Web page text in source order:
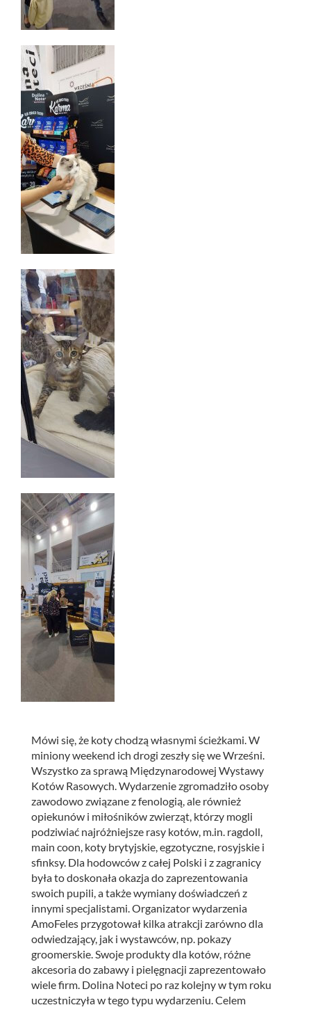
Mówi się, że koty chodzą własnymi ścieżkami. W
miniony weekend ich drogi zeszły się we Wrześni.
Wszystko za sprawą Międzynarodowej Wystawy
Kotów Rasowych. Wydarzenie zgromadziło osoby
zawodowo związane z fenologią, ale również
opiekunów i miłośników zwierząt, którzy mogli
podziwiać najróżniejsze rasy kotów, m.in. ragdoll,
main coon, koty brytyjskie, egzotyczne, rosyjskie i
sfinksy. Dla hodowców z całej Polski i z zagranicy
była to doskonała okazja do zaprezentowania
swoich pupili, a także wymiany doświadczeń z
innymi specjalistami. Organizator wydarzenia
AmoFeles przygotował kilka atrakcji zarówno dla
odwiedzający, jak i wystawców, np. pokazy
groomerskie. Swoje produkty dla kotów, różne
akcesoria do zabawy i pielęgnacji zaprezentowało
wiele firm. Dolina Noteci po raz kolejny w tym roku
uczestniczyła w tego typu wydarzeniu. Celem